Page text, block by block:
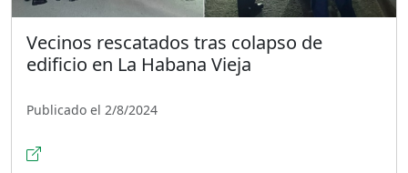
Vecinos rescatados tras colapso de
edificio en La Habana Vieja
Publicado el 2/8/2024